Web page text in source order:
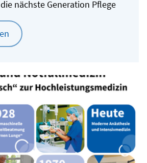
nächste Generation Pflege